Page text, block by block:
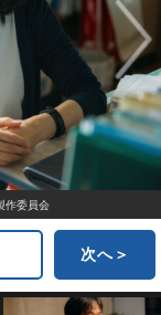
作委員会
次へ＞